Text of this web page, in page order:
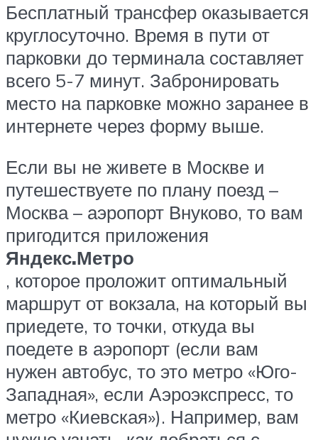
Бесплатный трансфер оказывается
круглосуточно. Время в пути от
парковки до терминала составляет
всего 5-7 минут. Забронировать
место на парковке можно заранее в
интернете через форму выше.
Если вы не живете в Москве и
путешествуете по плану поезд –
Москва – аэропорт Внуково, то вам
пригодится приложения
Яндекс.Метро
, которое проложит оптимальный
маршрут от вокзала, на который вы
приедете, то точки, откуда вы
поедете в аэропорт (если вам
нужен автобус, то это метро «Юго-
Западная», если Аэроэкспресс, то
метро «Киевская»). Например, вам